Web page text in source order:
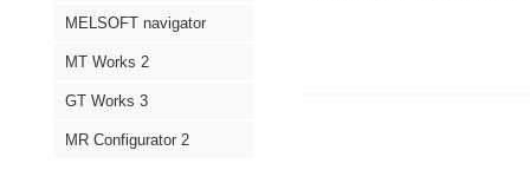
MELSOFT navigator
MT Works 2
GT Works 3
MR Configurator 2